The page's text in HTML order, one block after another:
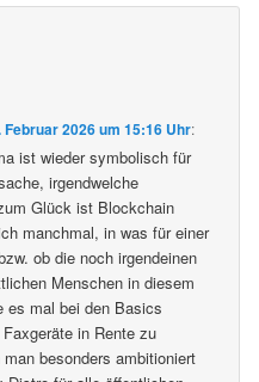
Februar 2026 um 15:16 Uhr:
ist wieder symbolisch für
irgendwelche
Glück ist Blockchain
manchmal, in was für einer
ob die noch irgendeinen
Menschen in diesem
es mal bei den Basics
in Rente zu
besonders ambitioniert